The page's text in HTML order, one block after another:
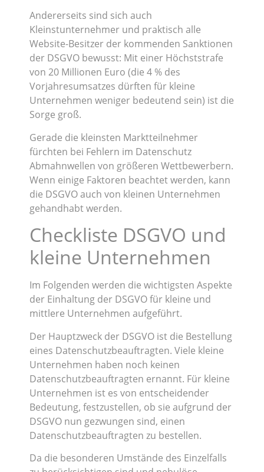
Andererseits sind sich auch
Kleinstunternehmer und praktisch alle
Website-Besitzer der kommenden Sanktionen
der DSGVO bewusst: Mit einer Höchststrafe
von 20 Millionen Euro (die 4 % des
Vorjahresumsatzes dürften für kleine
Unternehmen weniger bedeutend sein) ist die
Sorge groß.
Gerade die kleinsten Marktteilnehmer
fürchten bei Fehlern im Datenschutz
Abmahnwellen von größeren Wettbewerbern.
Wenn einige Faktoren beachtet werden, kann
die DSGVO auch von kleinen Unternehmen
gehandhabt werden.
Checkliste DSGVO und
kleine Unternehmen
Im Folgenden werden die wichtigsten Aspekte
der Einhaltung der DSGVO für kleine und
mittlere Unternehmen aufgeführt.
Der Hauptzweck der DSGVO ist die Bestellung
eines Datenschutzbeauftragten. Viele kleine
Unternehmen haben noch keinen
Datenschutzbeauftragten ernannt. Für kleine
Unternehmen ist es von entscheidender
Bedeutung, festzustellen, ob sie aufgrund der
DSGVO nun gezwungen sind, einen
Datenschutzbeauftragten zu bestellen.
Da die besonderen Umstände des Einzelfalls